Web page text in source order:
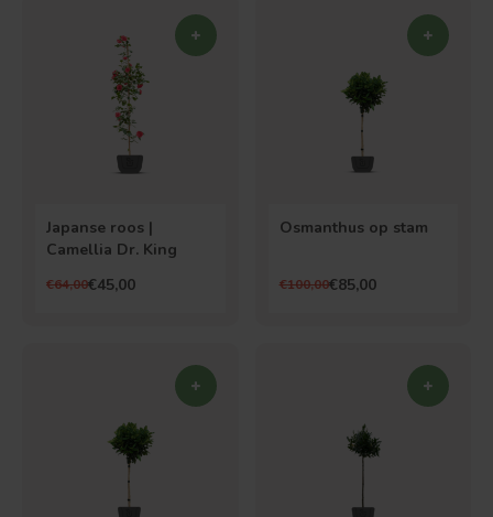
Japanse roos |
Camellia Dr. King
€64,00€45,00
Osmanthus op stam
€100,00€85,00